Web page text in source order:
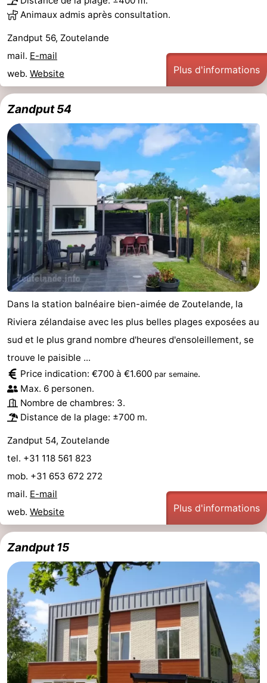
Animaux admis après consultation.
Zandput 56, Zoutelande
mail. E-mail
web. Website Plus d'informations
Zandput 54
Dans la station balnéaire bien-aimée de Zoutelande, la
Riviera zélandaise avec les plus belles plages exposées au
sud et le plus grand nombre d'heures d'ensoleillement, se
trouve le paisible ...
Price indication: €700 à €1.600 par semaine.
Max. 6 personen.
Nombre de chambres: 3.
Distance de la plage: ±700 m.
Zandput 54, Zoutelande
tel. +31 118 561 823
mob. +31 653 672 272
mail. E-mail
web. Website Plus d'informations
Zandput 15